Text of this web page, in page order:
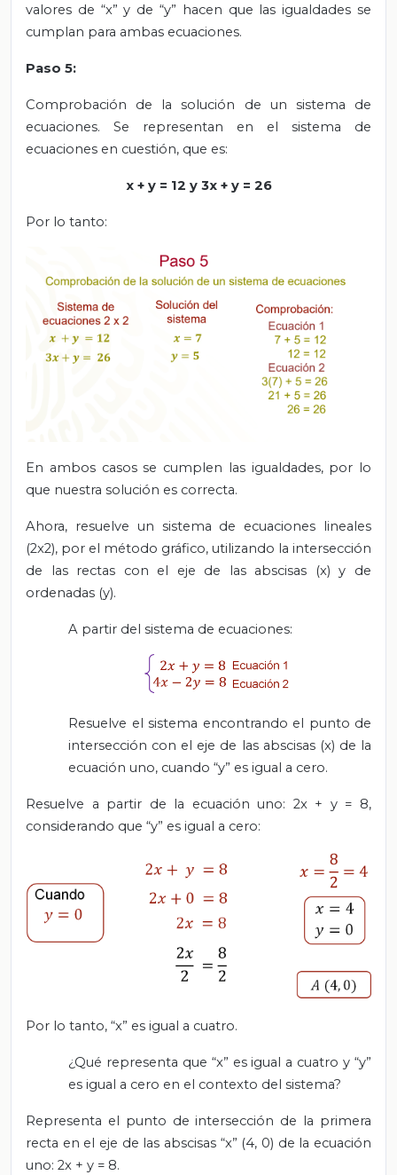
valores de “x” y de “y” hacen que las igualdades se
cumplan para ambas ecuaciones.
Paso 5:
Comprobación de la solución de un sistema de
ecuaciones. Se representan en el sistema de
ecuaciones en cuestión, que es:
x + y = 12 y 3x + y = 26
Por lo tanto:
En ambos casos se cumplen las igualdades, por lo
que nuestra solución es correcta.
Ahora, resuelve un sistema de ecuaciones lineales
(2x2), por el método gráfico, utilizando la intersección
de las rectas con el eje de las abscisas (x) y de
ordenadas (y).
A partir del sistema de ecuaciones:
Resuelve el sistema encontrando el punto de
intersección con el eje de las abscisas (x) de la
ecuación uno, cuando “y” es igual a cero.
Resuelve a partir de la ecuación uno: 2x + y = 8,
considerando que “y” es igual a cero:
Por lo tanto, “x” es igual a cuatro.
¿Qué representa que “x” es igual a cuatro y “y”
es igual a cero en el contexto del sistema?
Representa el punto de intersección de la primera
recta en el eje de las abscisas “x” (4, 0) de la ecuación
uno: 2x + y = 8.